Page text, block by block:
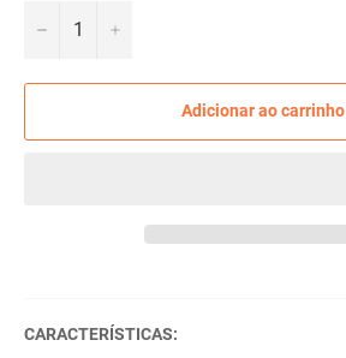
− +
Adicionar ao carrinho
CARACTERÍSTICAS: